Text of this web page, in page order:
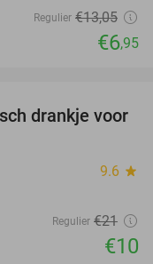
Regulier €13,05
€6,95
52%
drankje voor
9.6 star
Regulier €21
€10